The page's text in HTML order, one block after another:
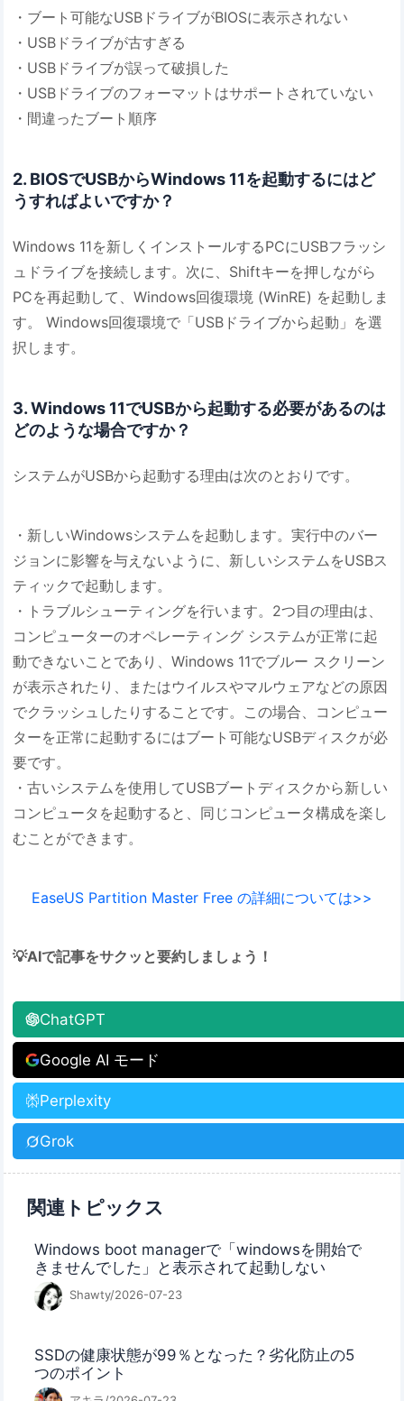
・ブート可能なUSBドライブがBIOSに表示されない
・USBドライブが古すぎる
・USBドライブが誤って破損した
・USBドライブのフォーマットはサポートされていない
・間違ったブート順序
2. BIOSでUSBからWindows 11を起動するにはど
うすればよいですか？
Windows 11を新しくインストールするPCにUSBフラッシ
ュドライブを接続します。次に、Shiftキーを押しながら
PCを再起動して、Windows回復環境 (WinRE) を起動しま
す。 Windows回復環境で「USBドライブから起動」を選
択します。
3. Windows 11でUSBから起動する必要があるのは
どのような場合ですか？
システムがUSBから起動する理由は次のとおりです。
・新しいWindowsシステムを起動します。実行中のバー
ジョンに影響を与えないように、新しいシステムをUSBス
ティックで起動します。
・トラブルシューティングを行います。2つ目の理由は、
コンピューターのオペレーティング システムが正常に起
動できないことであり、Windows 11でブルー スクリーン
が表示されたり、またはウイルスやマルウェアなどの原因
でクラッシュしたりすることです。この場合、コンピュー
ターを正常に起動するにはブート可能なUSBディスクが必
要です。
・古いシステムを使用してUSBブートディスクから新しい
コンピュータを起動すると、同じコンピュータ構成を楽し
むことができます。
EaseUS Partition Master Free の詳細については>>
💡AIで記事をサクッと要約しましょう！
ChatGPT
Google AI モード
Perplexity
Grok
関連トピックス
Windows boot managerで「windowsを開始で
きませんでした」と表示されて起動しない
Shawty/2026-07-23
SSDの健康状態が99％となった？劣化防止の5
つのポイント